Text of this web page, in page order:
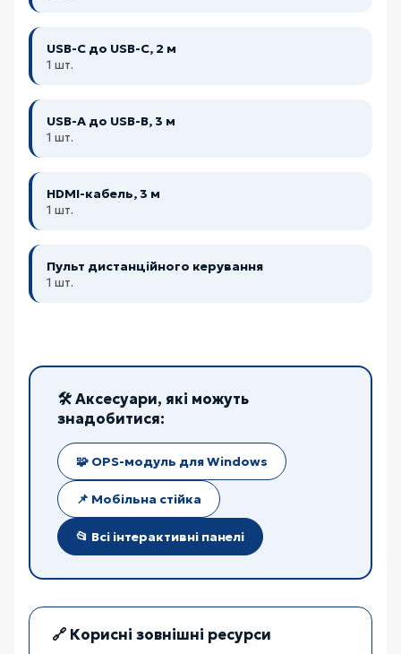
USB-C до USB-C, 2 м
1 шт.
USB-A до USB-B, 3 м
1 шт.
HDMI-кабель, 3 м
1 шт.
Пульт дистанційного керування
1 шт.
🛠️ Аксесуари, які можуть
знадобитися:
🧩 OPS-модуль для Windows
📌 Мобільна стійка
📂 Всі інтерактивні панелі
🔗 Корисні зовнішні ресурси